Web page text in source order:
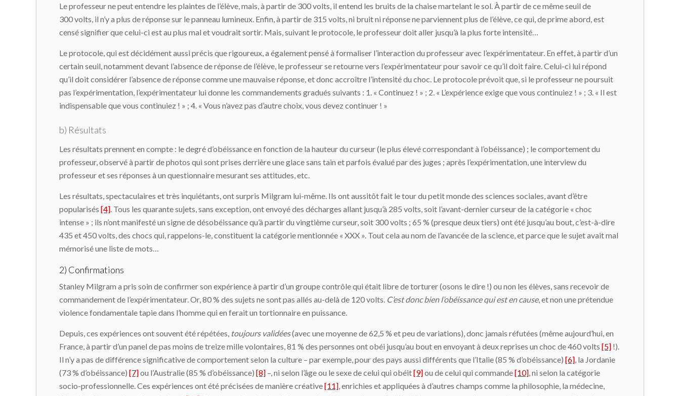
Le professeur ne peut entendre les plaintes de l’élève, mais, à partir de 300 volts, il entend les bruits de la chaise martelant le sol. À partir de ce même seuil de
300 volts, il n’y a plus de réponse sur le panneau lumineux. Enfin, à partir de 315 volts, ni bruit ni réponse ne parviennent plus de l’élève, ce qui, de prime abord, est
censé signifier que celui-ci est au plus mal et voudrait sortir. Mais, suivant le protocole, le professeur doit aller jusqu’à la plus forte intensité…
Le protocole, qui est décidément aussi précis que rigoureux, a également pensé à formaliser l’interaction du professeur avec l’expérimentateur. En effet, à partir d’un
certain seuil, notamment devant l’absence de réponse de l’élève, le professeur se retourne vers l’expérimentateur pour savoir ce qu’il doit faire. Celui-ci lui répond
qu’il doit considérer l’absence de réponse comme une mauvaise réponse, et donc accroître l’intensité du choc. Le protocole prévoit que, si le professeur ne poursuit
pas l’expérimentation, l’expérimentateur lui donne les commandements gradués suivants : 1. « Continuez ! » ; 2. « L’expérience exige que vous continuiez ! » ; 3. « Il est
indispensable que vous continuiez ! » ; 4. « Vous n’avez pas d’autre choix, vous devez continuer ! »
b) Résultats
Les résultats prennent en compte : le degré d’obéissance en fonction de la hauteur du curseur (le plus élevé correspondant à l’obéissance) ; le comportement du
professeur, observé à partir de photos qui sont prises derrière une glace sans tain et parfois évalué par des juges ; après l’expérimentation, une interview du
professeur et ses réponses à un questionnaire mesurant ses attitudes, etc.
Les résultats, spectaculaires et très inquiétants, ont surpris Milgram lui-même. Ils ont aussitôt fait le tour du petit monde des sciences sociales, avant d’être
popularisés [4] . Tous les quarante sujets, sans exception, ont envoyé des décharges allant jusqu’à 285 volts, soit l’avant-dernier curseur de la catégorie « choc
intense » ; ils n’ont manifesté un signe de désobéissance qu’à partir du vingtième curseur, soit 300 volts ; 65 % (presque deux tiers) ont été jusqu’au bout, c’est-à-dire
435 et 450 volts, des chocs qui, rappelons-le, constituent la catégorie mentionnée « XXX ». Tout cela au nom de l’avancée de la science, et parce que le sujet avait mal
mémorisé une liste de mots…
2) Confirmations
Stanley Milgram a pris soin de confirmer son expérience à partir d’un groupe contrôle qui était libre de torturer (osons le dire !) ou non les élèves, sans recevoir de
commandement de l’expérimentateur. Or, 80 % des sujets ne sont pas allés au-delà de 120 volts. C’est donc bien l’obéissance qui est en cause, et non une prétendue
violence fondamentale tapie dans l’homme qui en ferait un tortionnaire en puissance.
Depuis, ces expériences ont souvent été répétées, toujours validées(avec une moyenne de 62,5 % et peu de variations), donc jamais réfutées (même aujourd’hui, en
France, à partir d’un panel de pas moins de treize mille volontaires, 81 % des personnes ont obéi jusqu’au bout en envoyant à deux reprises un choc de 460 volts [5] !).
Il n’y a pas de différence significative de comportement selon la culture – par exemple, pour des pays aussi différents que l’Italie (85 % d’obéissance) [6] , la Jordanie
(73 % d’obéissance) [7]ou l’Australie (85 % d’obéissance) [8] –, ni selon l’âge ou le sexe de celui qui obéit[9]ou de celui qui commande[10] , ni selon la catégorie
socio-professionnelle. Ces expériences ont été précisées de manière créative[11] , enrichies et appliquées à d’autres champs comme la philosophie, la médecine,